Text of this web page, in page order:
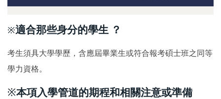
※適合那些身分的學生 ？
考生須具大學學歷，含應屆畢業生或符合報考碩士班之同等
學力資格。
※本項入學管道的期程和相關注意或準備